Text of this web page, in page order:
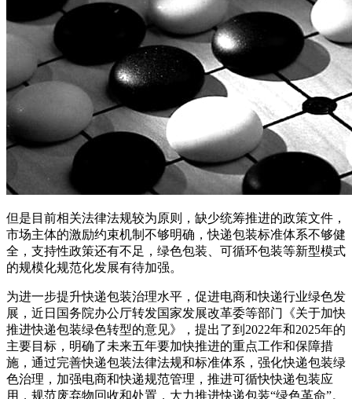
但是目前相关法律法规较为原则，缺少统筹推进的政策文件，
市场主体的激励约束机制不够明确，快递包装标准体系不够健
全，支持性政策还有不足，绿色包装、可循环包装等新型模式
的规模化规范化发展有待加强。
为进一步提升快递包装治理水平，促进电商和快递行业绿色发
展，近日国务院办公厅转发国家发展改革委等部门《关于加快
推进快递包装绿色转型的意见》，提出了到2022年和2025年的
主要目标，明确了未来五年要加快推进的重点工作和保障措
施，通过完善快递包装法律法规和标准体系，强化快递包装绿
色治理，加强电商和快递规范管理，推进可循快快递包装应
用，规范废弃物回收和处置，大力推进快递包装“绿色革命”。